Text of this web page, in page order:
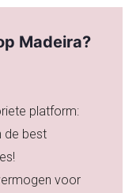
Madeira?
platform:
de best
voor